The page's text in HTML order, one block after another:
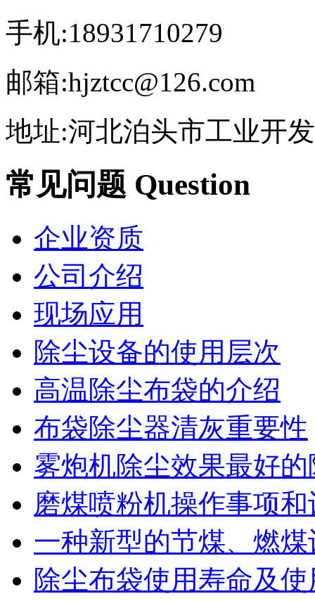
手机:18931710279
邮箱:hjztcc@126.com
地址:河北泊头市工业开
常见问题 Question
企业资质
公司介绍
现场应用
除尘设备的使用层次
高温除尘布袋的介绍
布袋除尘器清灰重要性
雾炮机除尘效果最好
磨煤喷粉机操作事项
一种新型的节煤、燃
除尘布袋使用寿命及